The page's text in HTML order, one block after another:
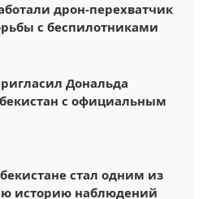
дрон-перехватчик
с беспилотниками
Дональда
с официальным
стал одним из
историю наблюдений